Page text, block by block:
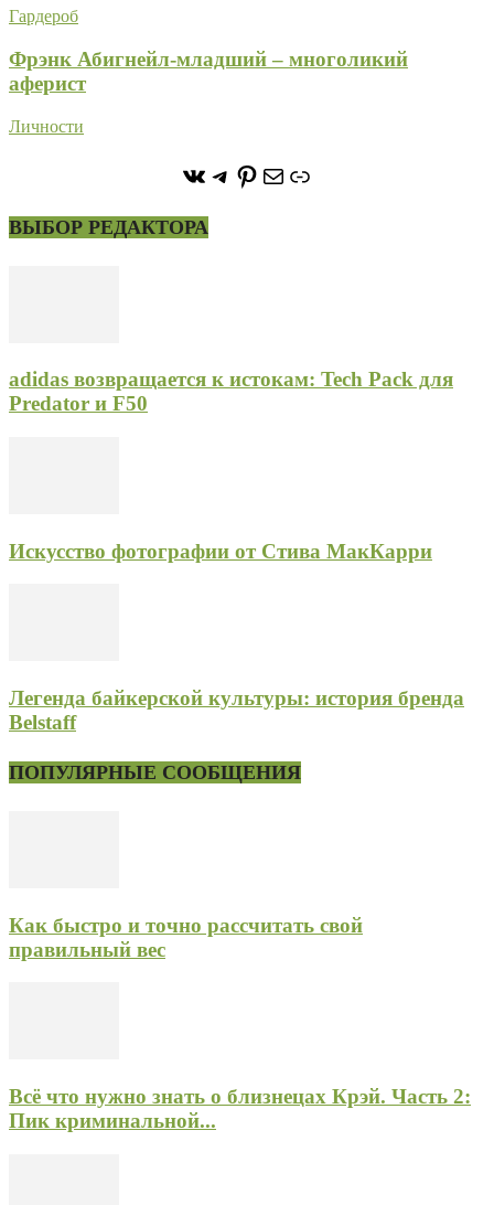
Гардероб
Фрэнк Абигнейл-младший – многоликий
аферист
Личности
https://vk.com/
https://t.me/stoneforest
https://
ПочтаСсылка
ВЫБОР РЕДАКТОРА
adidas возвращается к истокам: Tech Pack для
Predator и F50
Искусство фотографии от Стива МакКарри
Легенда байкерской культуры: история бренда
Belstaff
ПОПУЛЯРНЫЕ СООБЩЕНИЯ
Как быстро и точно рассчитать свой
правильный вес
Всё что нужно знать о близнецах Крэй. Часть 2:
Пик криминальной...